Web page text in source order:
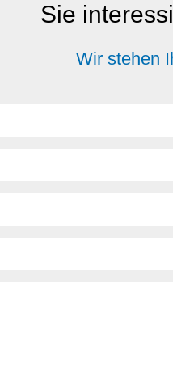
Sie
Wir stehen